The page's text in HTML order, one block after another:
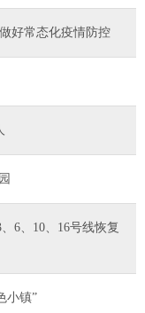
好常态化疫情防控
6、10、16号线恢复
小镇”